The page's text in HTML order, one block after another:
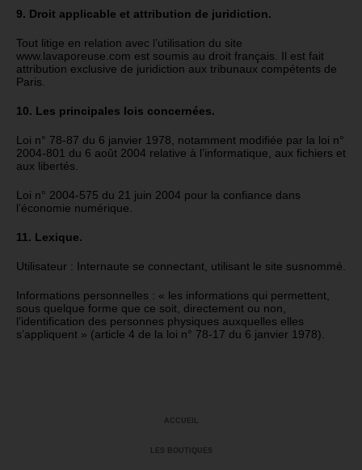
9. Droit applicable et attribution de juridiction.
Tout litige en relation avec l’utilisation du site
www.lavaporeuse.com est soumis au droit français. Il est fait
attribution exclusive de juridiction aux tribunaux compétents de
Paris.
10. Les principales lois concernées.
Loi n° 78-87 du 6 janvier 1978, notamment modifiée par la loi n°
2004-801 du 6 août 2004 relative à l’informatique, aux fichiers et
aux libertés.
Loi n° 2004-575 du 21 juin 2004 pour la confiance dans
l’économie numérique.
11. Lexique.
Utilisateur : Internaute se connectant, utilisant le site susnommé.
Informations personnelles : « les informations qui permettent,
sous quelque forme que ce soit, directement ou non,
l’identification des personnes physiques auxquelles elles
s’appliquent » (article 4 de la loi n° 78-17 du 6 janvier 1978).
ACCUEIL
LES BOUTIQUES